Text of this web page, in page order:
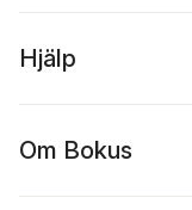
Hjälp
Om Bokus